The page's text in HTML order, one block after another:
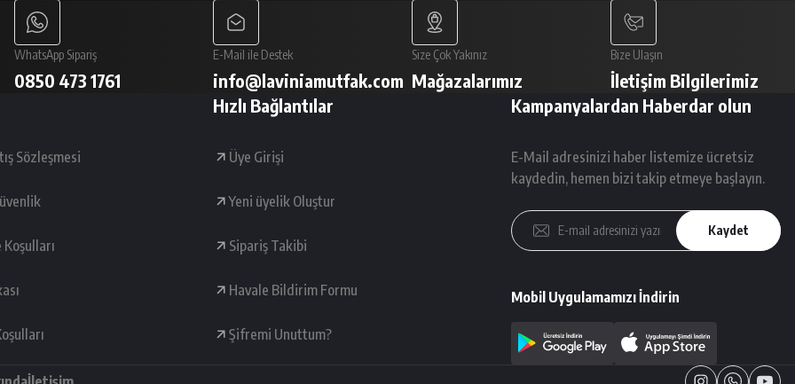
WhatsApp Sipariş
0850 473 1761
E-Mail ile Destek
info@laviniamutfak.com
Size Çok Yakınız
Mağazalarımız
Bize Ulaşın
İletişim Bilgilerimiz
Sözleşmesi
Hızlı Bağlantılar
Üye Girişi
Yeni üyelik Oluştur
Sipariş Takibi
Havale Bildirim Formu
Şifremi Unuttum?
Kampanyalardan Haberdar olun
E-Mail adresinizi haber listemize ücretsiz
kaydedin, hemen bizi takip etmeye başlayın.
Kaydet
Mobil Uygulamamızı İndirin